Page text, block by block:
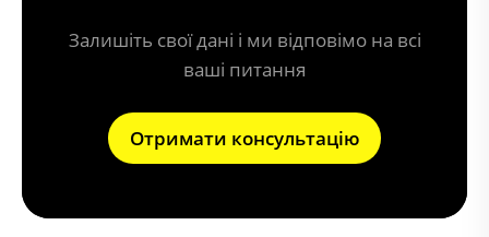
Залишіть свої дані і ми відповімо на всі
ваші питання
Отримати консультацію